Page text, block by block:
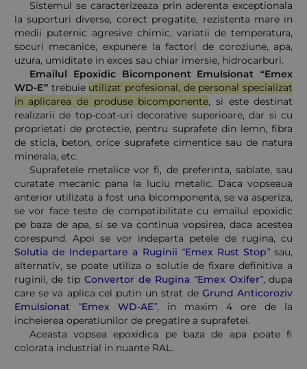
Sistemul se caracterizeaza prin aderenta exceptionala
la suporturi diverse, corect pregatite, rezistenta mare in
medii puternic agresive chimic, variatii de temperatura,
socuri mecanice, expunere la factori de coroziune, apa,
uzura, umiditate in exces sau chiar imersie, hidrocarburi.
Emailul Epoxidic Bicomponent Emulsionat “Emex
WD-E”trebuie utilizat profesional, de personal specializat
in aplicarea de produse bicomponente, si este destinat
realizarii de top-coat-uri decorative superioare, dar si cu
proprietati de protectie, pentru suprafete din lemn, fibra
de sticla, beton, orice suprafete cimentice sau de natura
minerala, etc.
Suprafetele metalice vor fi, de preferinta, sablate, sau
curatate mecanic pana la luciu metalic. Daca vopseaua
anterior utilizata a fost una bicomponenta, se va asperiza,
se vor face teste de compatibilitate cu emailul epoxidic
pe baza de apa, si se va continua vopsirea, daca acestea
corespund. Apoi se vor indeparta petele de rugina, cu
Solutia de Indepartare a Ruginii “Emex Rust Stop” sau,
alternativ, se poate utiliza o solutie de fixare definitiva a
ruginii, de tip Convertor de Rugina “Emex Oxifer”, dupa
care se va aplica cel putin un strat de Grund Anticoroziv
Emulsionat “Emex WD-AE”, in maxim 4 ore de la
incheierea operatiunilor de pregatire a suprafetei.
Aceastavopsea epoxidica pe baza de apa poate fi
colorata industrial in nuante RAL.